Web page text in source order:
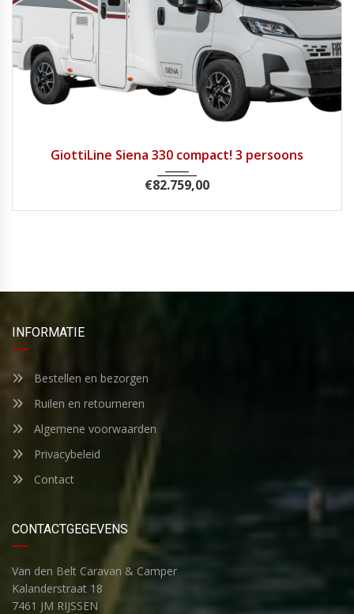
GiottiLine Siena 330 compact! 3 persoons
€82.759,00
INFORMATIE
Bestellen en bezorgen
Ruilen en retourneren
Algemene voorwaarden
Privacybeleid
Contact
CONTACTGEGEVENS
Van den Belt Caravan & Camper
Kalanderstraat 18
7461 JM RIJSSEN